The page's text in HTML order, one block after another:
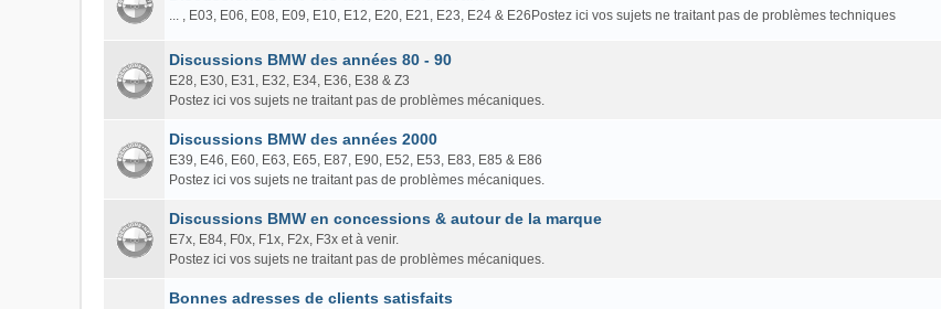
... , E03, E06, E08, E09, E10, E12, E20, E21, E23, E24 & E26Postez ici vos sujets ne traitant pas de problèmes techniques
Discussions BMW des années 80 - 90
E28, E30, E31, E32, E34, E36, E38 & Z3
Postez ici vos sujets ne traitant pas de problèmes mécaniques.
Discussions BMW des années 2000
E39, E46, E60, E63, E65, E87, E90, E52, E53, E83, E85 & E86
Postez ici vos sujets ne traitant pas de problèmes mécaniques.
Discussions BMW en concessions & autour de la marque
E7x, E84, F0x, F1x, F2x, F3x et à venir.
Postez ici vos sujets ne traitant pas de problèmes mécaniques.
Bonnes adresses de clients satisfaits